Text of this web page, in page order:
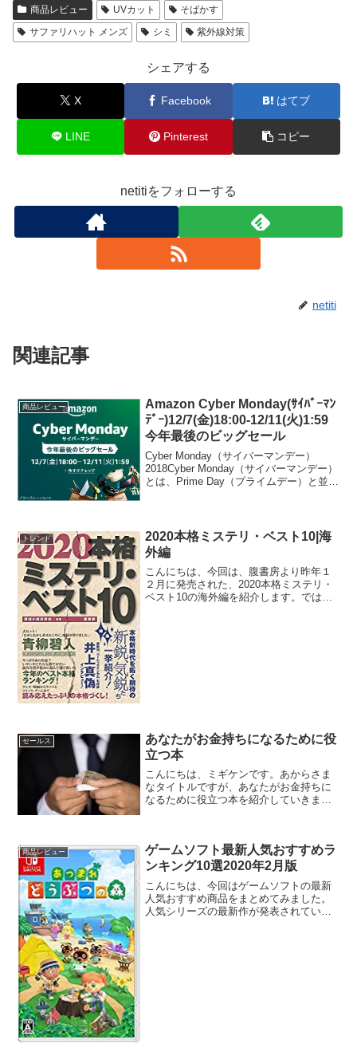
商品レビュー UVカット
そばかす
サファリハット メンズ
シミ 紫外線対策
シェアする
X Facebook はてブ
LINE Pinterest コピー
netitiをフォローする
netiti
関連記事
商品レビュー
Amazon Cyber Monday(ｻｲﾊﾞｰﾏﾝ
ﾃﾞｰ)12/7(金)18:00-12/11(火)1:59
今年最後のビッグセール
Cyber Monday（サイバーマンデー）
2018Cyber Monday（サイバーマンデー）
とは、Prime Day（プライムデー）と並ぶ
トレンド
2020本格ミステリ・ベスト10|海
外編
こんにちは、今回は、腹書房より昨年１
２月に発売された、2020本格ミステリ・
ベスト10の海外編を紹介します。では、
セールス
あなたがお金持ちになるために役
立つ本
こんにちは、ミギケンです。あからさま
なタイトルですが、あなたがお金持ちに
なるために役立つ本を紹介していきま
介はじめに古代都市バビロン...
商品レビュー
ゲームソフト最新人気おすすめラ
ンキング10選2020年2月版
こんにちは、今回はゲームソフトの最新
人気おすすめ商品をまとめてみました。
人気シリーズの最新作が発表されていま